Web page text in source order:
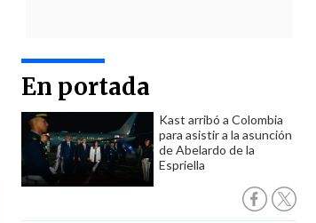
En portada
Kast arribó a Colombia
para asistir a la asunción
de Abelardo de la
Espriella